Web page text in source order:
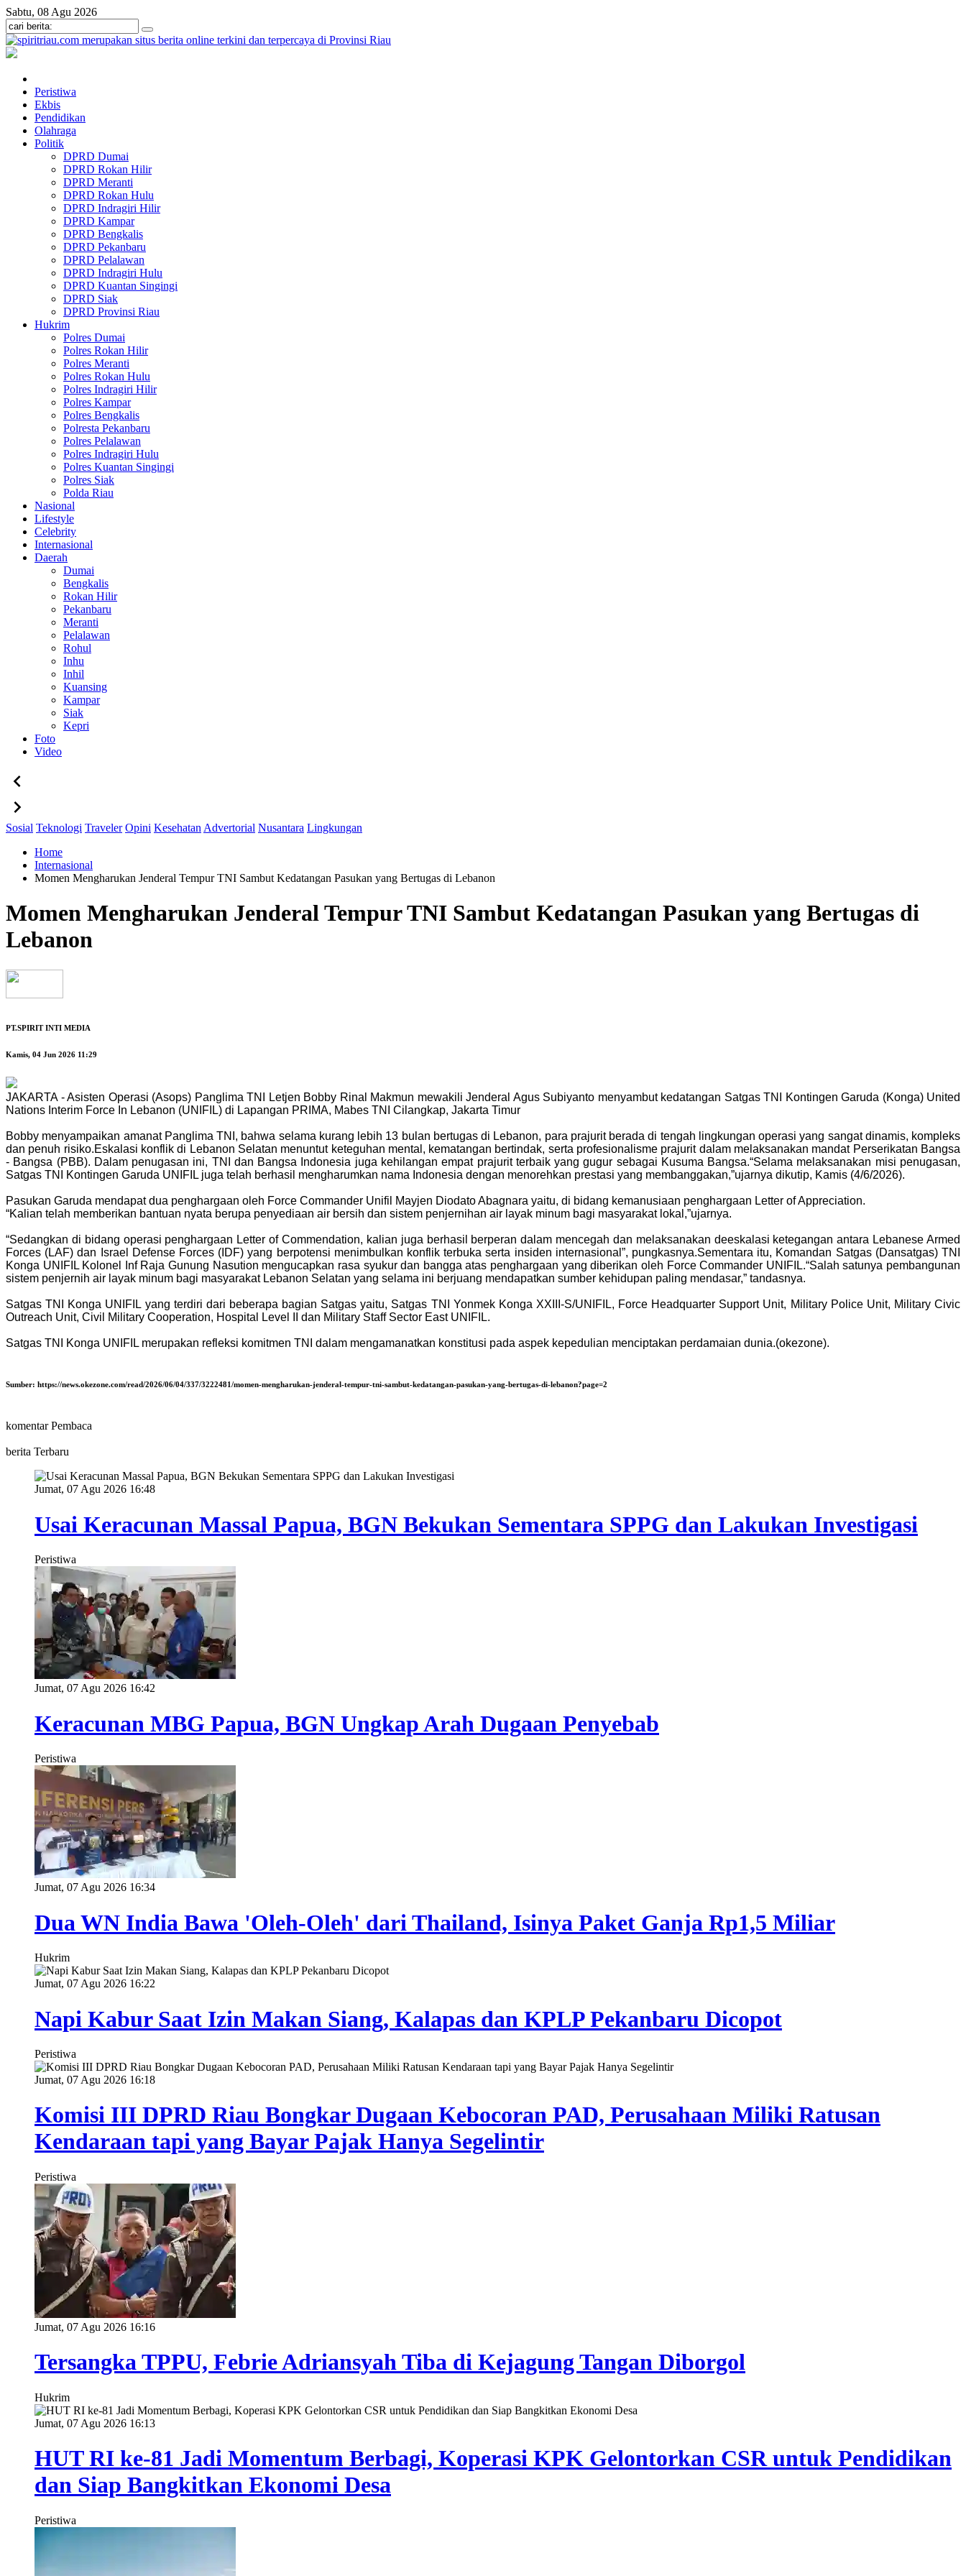
Sabtu, 08 Agu 2026
Peristiwa
Ekbis
Pendidikan
Olahraga
Politik
DPRD Dumai
DPRD Rokan Hilir
DPRD Meranti
DPRD Rokan Hulu
DPRD Indragiri Hilir
DPRD Kampar
DPRD Bengkalis
DPRD Pekanbaru
DPRD Pelalawan
DPRD Indragiri Hulu
DPRD Kuantan Singingi
DPRD Siak
DPRD Provinsi Riau
Hukrim
Polres Dumai
Polres Rokan Hilir
Polres Meranti
Polres Rokan Hulu
Polres Indragiri Hilir
Polres Kampar
Polres Bengkalis
Polresta Pekanbaru
Polres Pelalawan
Polres Indragiri Hulu
Polres Kuantan Singingi
Polres Siak
Polda Riau
Nasional
Lifestyle
Celebrity
Internasional
Daerah
Dumai
Bengkalis
Rokan Hilir
Pekanbaru
Meranti
Pelalawan
Rohul
Inhu
Inhil
Kuansing
Kampar
Siak
Kepri
Foto
Video
Sosial Teknologi Traveler Opini Kesehatan Advertorial Nusantara Lingkungan
Home
Internasional
Momen Mengharukan Jenderal Tempur TNI Sambut Kedatangan Pasukan yang Bertugas di Lebanon
Momen Mengharukan Jenderal Tempur TNI Sambut Kedatangan Pasukan yang Bertugas di
Lebanon
PT.SPIRIT INTI MEDIA
Kamis, 04 Jun 2026 11:29
JAKARTA - Asisten Operasi (Asops) Panglima TNI Letjen Bobby Rinal Makmun mewakili Jenderal Agus Subiyanto menyambut kedatangan Satgas TNI Kontingen Garuda (Konga) United
Nations Interim Force In Lebanon (UNIFIL) di Lapangan PRIMA, Mabes TNI Cilangkap, Jakarta Timur
Bobby menyampaikan amanat Panglima TNI, bahwa selama kurang lebih 13 bulan bertugas di Lebanon, para prajurit berada di tengah lingkungan operasi yang sangat dinamis, kompleks
dan penuh risiko.Eskalasi konflik di Lebanon Selatan menuntut keteguhan mental, kematangan bertindak, serta profesionalisme prajurit dalam melaksanakan mandat Perserikatan Bangsa
- Bangsa (PBB). Dalam penugasan ini, TNI dan Bangsa Indonesia juga kehilangan empat prajurit terbaik yang gugur sebagai Kusuma Bangsa.“Selama melaksanakan misi penugasan,
Satgas TNI Kontingen Garuda UNIFIL juga telah berhasil mengharumkan nama Indonesia dengan menorehkan prestasi yang membanggakan,”ujarnya dikutip, Kamis (4/6/2026).
Pasukan Garuda mendapat dua penghargaan oleh Force Commander Unifil Mayjen Diodato Abagnara yaitu, di bidang kemanusiaan penghargaan Letter of Appreciation.
“Kalian telah memberikan bantuan nyata berupa penyediaan air bersih dan sistem penjernihan air layak minum bagi masyarakat lokal,”ujarnya.
“Sedangkan di bidang operasi penghargaan Letter of Commendation, kalian juga berhasil berperan dalam mencegah dan melaksanakan deeskalasi ketegangan antara Lebanese Armed
Forces (LAF) dan Israel Defense Forces (IDF) yang berpotensi menimbulkan konflik terbuka serta insiden internasional”, pungkasnya.Sementara itu, Komandan Satgas (Dansatgas) TNI
Konga UNIFIL Kolonel Inf Raja Gunung Nasution mengucapkan rasa syukur dan bangga atas penghargaan yang diberikan oleh Force Commander UNIFIL.“Salah satunya pembangunan
sistem penjernih air layak minum bagi masyarakat Lebanon Selatan yang selama ini berjuang mendapatkan sumber kehidupan paling mendasar,” tandasnya.
Satgas TNI Konga UNIFIL yang terdiri dari beberapa bagian Satgas yaitu, Satgas TNI Yonmek Konga XXIII-S/UNIFIL, Force Headquarter Support Unit, Military Police Unit, Military Civic
Outreach Unit, Civil Military Cooperation, Hospital Level II dan Military Staff Sector East UNIFIL.
Satgas TNI Konga UNIFIL merupakan refleksi komitmen TNI dalam mengamanatkan konstitusi pada aspek kepedulian menciptakan perdamaian dunia.(okezone).
Sumber: https://news.okezone.com/read/2026/06/04/337/3222481/momen-mengharukan-jenderal-tempur-tni-sambut-kedatangan-pasukan-yang-bertugas-di-lebanon?page=2
komentar Pembaca
berita Terbaru
Jumat, 07 Agu 2026 16:48
Usai Keracunan Massal Papua, BGN Bekukan Sementara SPPG dan Lakukan Investigasi
Peristiwa
Jumat, 07 Agu 2026 16:42
Keracunan MBG Papua, BGN Ungkap Arah Dugaan Penyebab
Peristiwa
Jumat, 07 Agu 2026 16:34
Dua WN India Bawa 'Oleh-Oleh' dari Thailand, Isinya Paket Ganja Rp1,5 Miliar
Hukrim
Jumat, 07 Agu 2026 16:22
Napi Kabur Saat Izin Makan Siang, Kalapas dan KPLP Pekanbaru Dicopot
Peristiwa
Jumat, 07 Agu 2026 16:18
Komisi III DPRD Riau Bongkar Dugaan Kebocoran PAD, Perusahaan Miliki Ratusan
Kendaraan tapi yang Bayar Pajak Hanya Segelintir
Peristiwa
Jumat, 07 Agu 2026 16:16
Tersangka TPPU, Febrie Adriansyah Tiba di Kejagung Tangan Diborgol
Hukrim
Jumat, 07 Agu 2026 16:13
HUT RI ke-81 Jadi Momentum Berbagi, Koperasi KPK Gelontorkan CSR untuk Pendidikan
dan Siap Bangkitkan Ekonomi Desa
Peristiwa